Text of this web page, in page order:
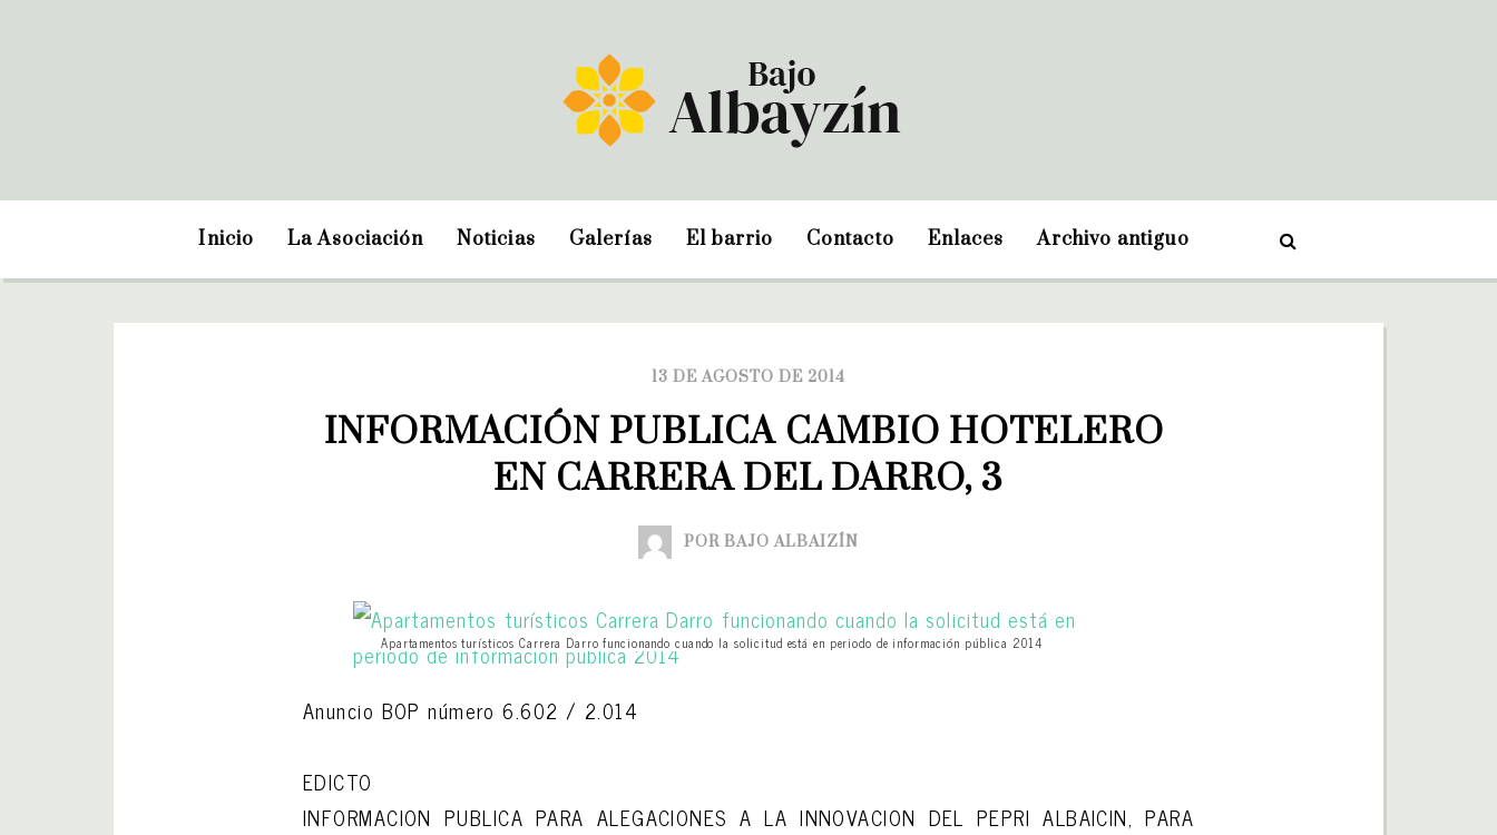
Inicio La Asociación Noticias Galerías El barrio Contacto Enlaces Archivo antiguo
13 DE AGOSTO DE 2014
INFORMACIÓN PUBLICA CAMBIO HOTELERO
EN CARRERA DEL DARRO, 3
POR BAJO ALBAIZÍN
Apartamentos turísticos Carrera Darro funcionando cuando la solicitud está en periodo de información pública 2014
Anuncio BOP número 6.602 / 2.014
EDICTO
INFORMACION PUBLICA PARA ALEGACIONES A LA INNOVACION DEL PEPRI ALBAICIN, PARA